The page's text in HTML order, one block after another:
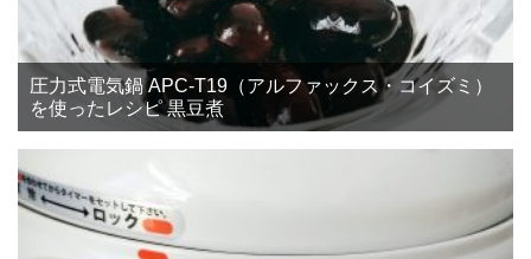
圧力式電気鍋 APC-T19（アルファックス・コイズミ）
を使ったレシピ 黒豆煮